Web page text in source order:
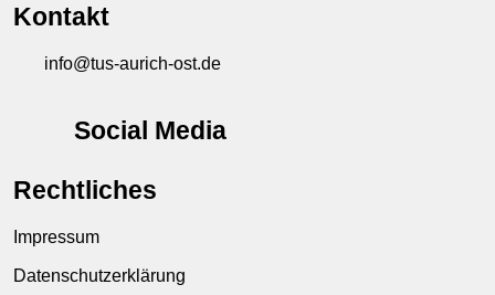
Kontakt
info@tus-aurich-ost.de
Social Media
Rechtliches
Impressum
Datenschutzerklärung